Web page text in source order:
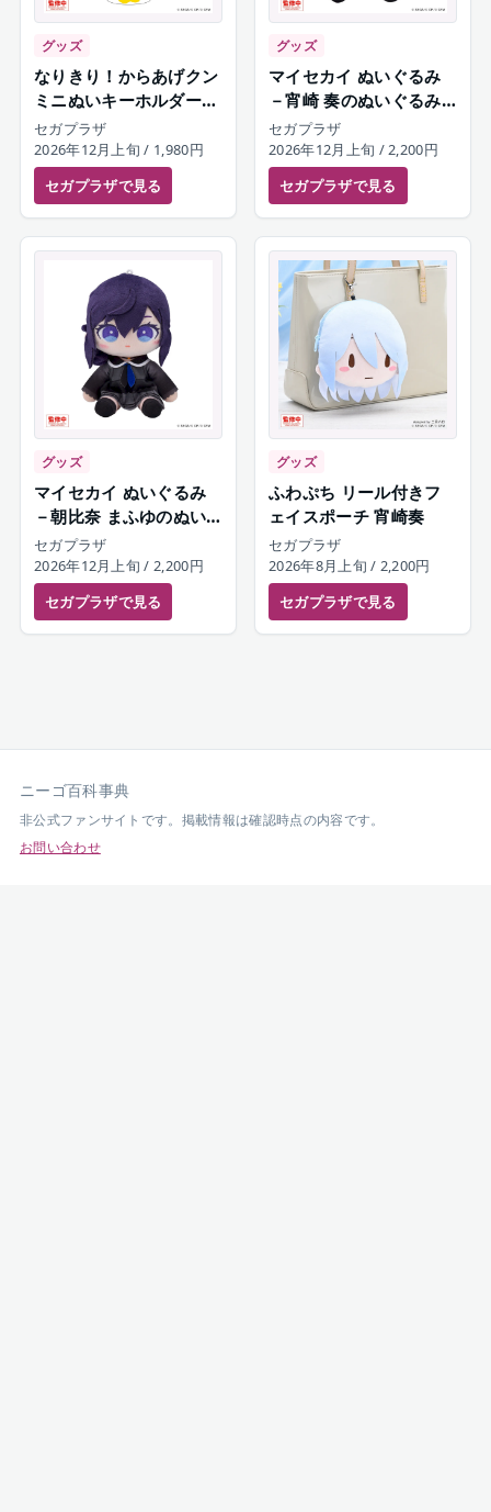
グッズ
なりきり！からあげクン
ミニぬいキーホルダー
朝比奈まふゆ
セガプラザ
2026年12月上旬 / 1,980円
セガプラザで見る
グッズ
マイセカイ ぬいぐるみ
－宵崎 奏のぬいぐるみ
－（S）
セガプラザ
2026年12月上旬 / 2,200円
セガプラザで見る
グッズ
マイセカイ ぬいぐるみ
－朝比奈 まふゆのぬい
ぐるみ－（S）
セガプラザ
2026年12月上旬 / 2,200円
セガプラザで見る
グッズ
ふわぷち リール付きフ
ェイスポーチ 宵崎奏
セガプラザ
2026年8月上旬 / 2,200円
セガプラザで見る
ニーゴ百科事典
非公式ファンサイトです。掲載情報は確認時点の内容です。
お問い合わせ